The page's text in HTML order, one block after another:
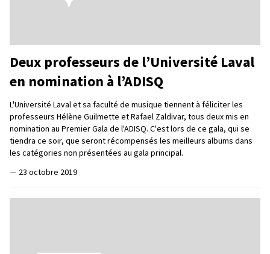
Deux professeurs de l’Université Laval
en nomination à l’ADISQ
L'Université Laval et sa faculté de musique tiennent à féliciter les
professeurs Hélène Guilmette et Rafael Zaldivar, tous deux mis en
nomination au Premier Gala de l'ADISQ. C'est lors de ce gala, qui se
tiendra ce soir, que seront récompensés les meilleurs albums dans
les catégories non présentées au gala principal.
— 23 octobre 2019